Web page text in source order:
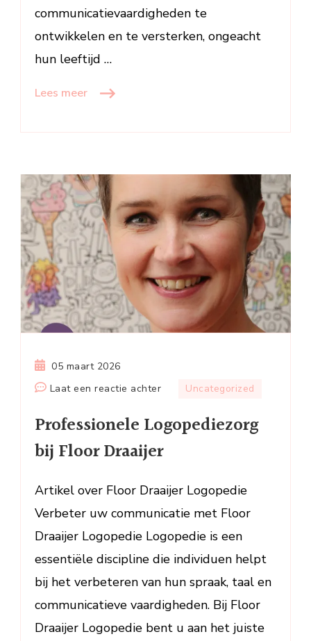
communicatievaardigheden te
ontwikkelen en te versterken, ongeacht
hun leeftijd …
Lees meer
05 maart 2026
Laat een reactie achterop
Logopediezorg
Floor
Uncategorized
Professionele Logopediezorg
bij Floor Draaijer
Artikel over Floor Draaijer Logopedie
Verbeter uw communicatie met Floor
Draaijer Logopedie Logopedie is een
essentiële discipline die individuen helpt
bij het verbeteren van hun spraak, taal en
communicatieve vaardigheden. Bij Floor
Draaijer Logopedie bent u aan het juiste